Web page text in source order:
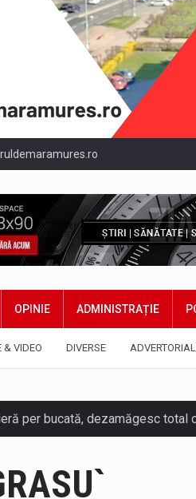
OPINIE ADMINISTRAȚIE
& VIDEO DIVERSE
de etnie romă pe raza